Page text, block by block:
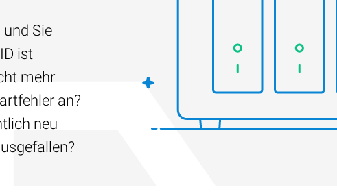
Sie
ist
mehr
an?
neu